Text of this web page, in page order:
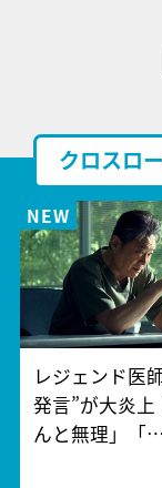
クロスロ
レジェンド医
発言”が大炎
んと無理」「…